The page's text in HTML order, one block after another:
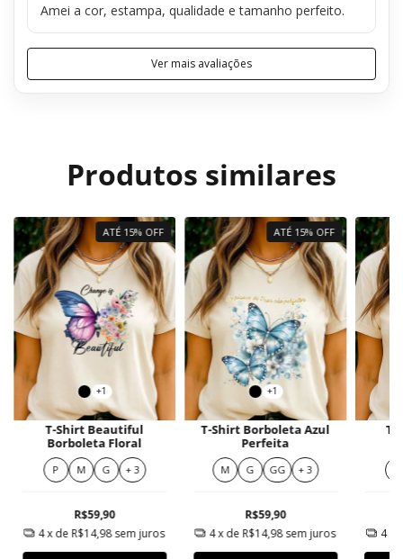
Amei a cor, estampa, qualidade e tamanho perfeito.
Ver mais avaliações
Produtos similares
ATÉ 15% OFF
+1
T-Shirt Beautiful
Borboleta Floral
P M G + 3
R$59,90
4x de R$14,98 sem juros
ATÉ 15% OFF
+1
T-Shirt Borboleta Azul
Perfeita
M G GG + 3
R$59,90
4x de R$14,98sem juros
T-
4